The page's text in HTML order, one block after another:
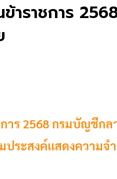
ข้าราชการ
การ 2568 กรมบัญชีก
ประสงค์แสดงความ